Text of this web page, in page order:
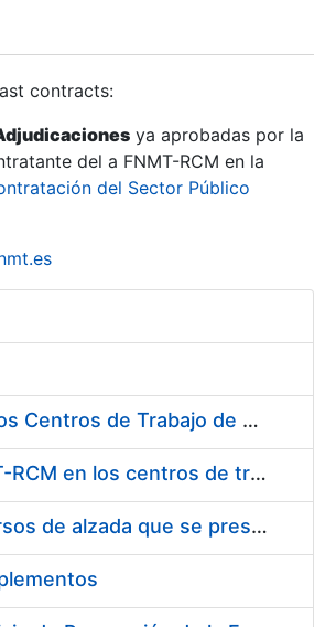
contracts:
ya aprobadas por la
del a FNMT-RCM en la
del Sector Público
Suministro de Protectores Auditivos a medida para las personas trabajadoras de los Centros de Trabajo de Madrid y Burgos
Suministro de gafas graduadas antiproyecciones para los trabajadores de la FNMT-RCM en los centros de trabajo de Madrid y Burgos
Servicios de una empresa externa para el asesoramiento y resolución de los recursos de alzada que se presentan relacionados con procesos de selección para la FNMT-RCM